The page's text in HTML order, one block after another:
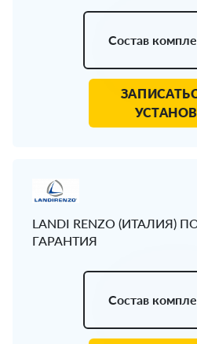
Состав
LANDI RENZO (ИТАЛИЯ)
ГАРАНТИЯ
Состав